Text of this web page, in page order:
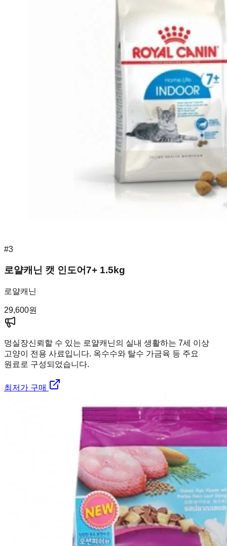
#3
로얄캐닌 캣 인도어7+ 1.5kg
로얄캐닌
29,600원
멍실장신뢰할 수 있는 로얄캐닌의 실내 생활하는 7세 이상
고양이 전용 사료입니다. 옥수수와 탈수 가금육 등 주요
원료로 구성되었습니다.
최저가 구매